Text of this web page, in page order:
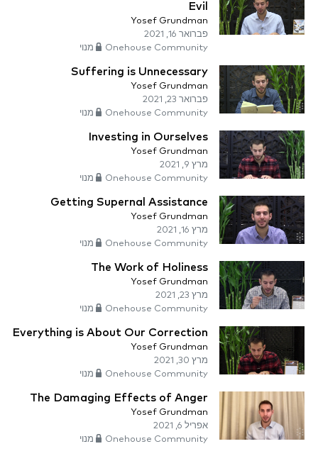
Evil
Yosef Grundman
פברואר 16, 2021
Onehouse Community מנוי
Suffering is Unnecessary
Yosef Grundman
פברואר 23, 2021
Onehouse Community מנוי
Investing in Ourselves
Yosef Grundman
מרץ 9, 2021
Onehouse Community מנוי
Getting Supernal Assistance
Yosef Grundman
מרץ 16, 2021
Onehouse Community מנוי
The Work of Holiness
Yosef Grundman
מרץ 23, 2021
Onehouse Community מנוי
Everything is About Our Correction
Yosef Grundman
מרץ 30, 2021
Onehouse Community מנוי
The Damaging Effects of Anger
Yosef Grundman
אפריל 6, 2021
Onehouse Community מנוי